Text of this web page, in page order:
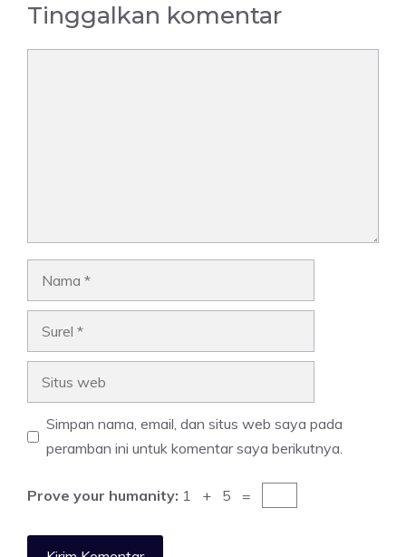
Tinggalkan komentar
Simpan nama, email, dan situs web saya pada
peramban ini untuk komentar saya berikutnya.
Prove your humanity: 1 + 5 =